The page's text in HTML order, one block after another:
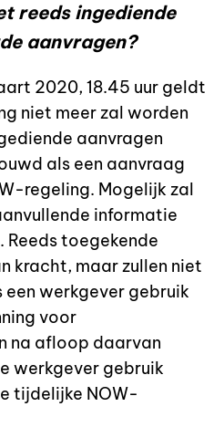
reeds ingediende
aanvragen?
2020, 18.45 uur geldt
niet meer zal worden
aanvragen
als een aanvraag
regeling. Mogelijk zal
informatie
toegekende
kracht, maar zullen niet
werkgever gebruik
voor
na afloop daarvan
werkgever gebruik
tijdelijke NOW-